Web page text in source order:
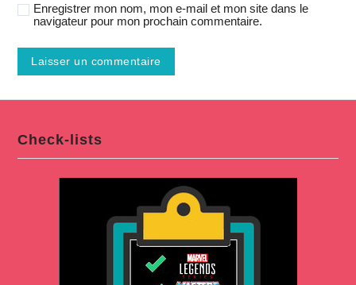
Enregistrer mon nom, mon e-mail et mon site dans le
navigateur pour mon prochain commentaire.
Check-lists